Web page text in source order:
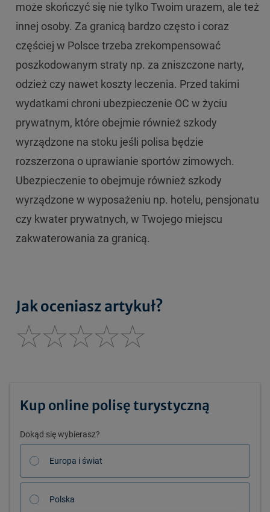
może skończyć się nie tylko Twoim urazem, ale też
innej osoby. Za granicą bardzo często i coraz
częściej w Polsce trzeba zrekompensować
poszkodowanym straty np. za zniszczone narty,
odzież czy nawet koszty leczenia. Przed takimi
wydatkami chroni ubezpieczenie OC w życiu
prywatnym, które obejmie również szkody
wyrządzone na stoku jeśli polisa będzie
rozszerzona o uprawianie sportów zimowych.
Ubezpieczenie to obejmuje również szkody
wyrządzone w wyposażeniu np. hotelu, pensjonatu
czy kwater prywatnych, w Twojego miejscu
zakwaterowania za granicą.
Jak oceniasz artykuł?
Kup online polisę turystyczną
Dokąd się wybierasz?
Europa i świat
Polska